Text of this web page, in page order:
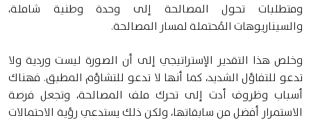
ومتطلبات تحول المصالحة إلى وحدة وطنية شاملة،
والسيناريوهات المُحتملة لمسار المصالحة.
وخلص هذا التقدير الإستراتيجي إلى أن الصورة ليست وردية ولا
تدعو للتفاؤل الشديد، كما أنها لا تدعو للتشاؤم المطبق. فهناك
أسباب وظروف أدت إلى تحرك ملف المصالحة، وتجعل فرصة
الاستمرار أفضل من سابقاتها، ولكن ذلك يستدعي رؤية الاحتمالات